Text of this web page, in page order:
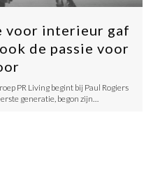
voor interieur gaf
de passie voor
PR Living begint bij Paul Rogiers
generatie, begon zijn…